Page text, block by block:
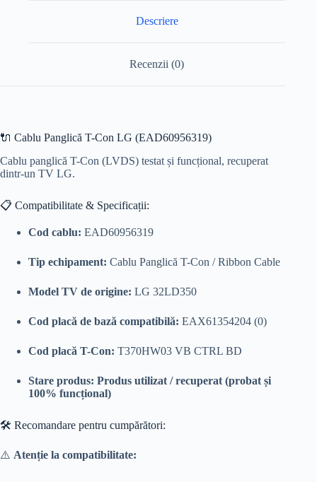
Descriere
Recenzii (0)
🔌 Cablu Panglică T-Con LG (EAD60956319)
Cablu panglică T-Con (LVDS) testat și funcțional, recuperat
dintr-un TV LG.
📋 Compatibilitate & Specificații:
Cod cablu: EAD60956319
Tip echipament: Cablu Panglică T-Con / Ribbon Cable
Model TV de origine: LG 32LD350
Cod placă de bază compatibilă: EAX61354204 (0)
Cod placă T-Con: T370HW03 VB CTRL BD
Stare produs: Produs utilizat / recuperat (probat și
100% funcțional)
🛠️ Recomandare pentru cumpărători:
⚠️ Atenție la compatibilitate: